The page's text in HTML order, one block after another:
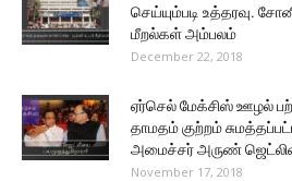
செய்யும்படி உத்தரவு.
மீறல்கள் அம்பலம்
December 22, 2018
ஏர்செல் மேக்சிஸ் ஊழல்
தாமதம் குற்றம்
அமைச்சர் அருண் ஜெட்லியை
November 17, 2018